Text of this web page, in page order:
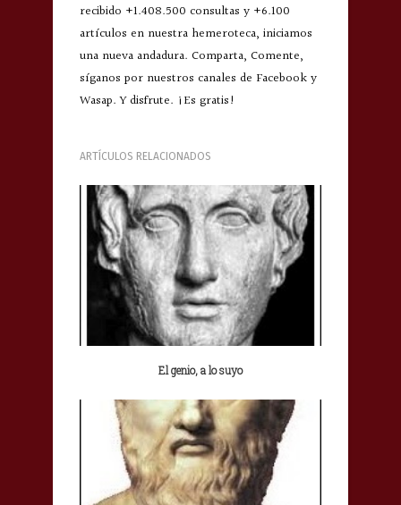
recibido +1.408.500 consultas y +6.100
artículos en nuestra hemeroteca, iniciamos
una nueva andadura. Comparta, Comente,
síganos por nuestros canales de Facebook y
Wasap. Y disfrute. ¡Es gratis!
ARTÍCULOS RELACIONADOS
El genio, a lo suyo